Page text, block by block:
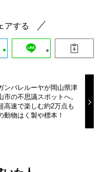
アする
ンバレルーヤが岡山県津
市の不思議スポットへ。
高速で楽しむ約2万点も
動物はく製や標本！